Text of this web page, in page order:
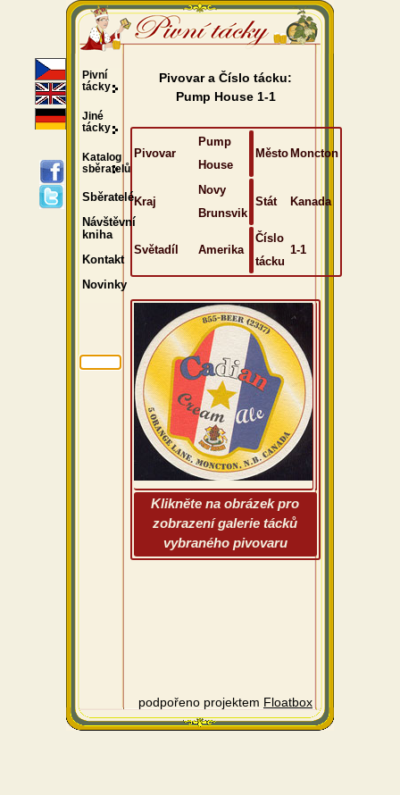
Pivovar a Číslo tácku:
Pump House 1-1
Pivovar
Pump
House
Město Moncton
Kraj
Novy
Brunsvik
Stát Kanada
Světadíl Amerika
Číslo
tácku
1-1
Klikněte na obrázek pro
zobrazení galerie tácků
vybraného pivovaru
podpořeno projektem Floatbox
Pivní
tácky
Jiné
tácky
Katalog
sběratelů
Sběratelé
Návštěvní
kniha
Kontakt
Novinky